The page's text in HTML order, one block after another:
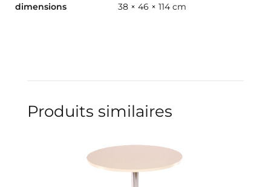
dimensions 38 × 46 × 114 cm
Produits similaires